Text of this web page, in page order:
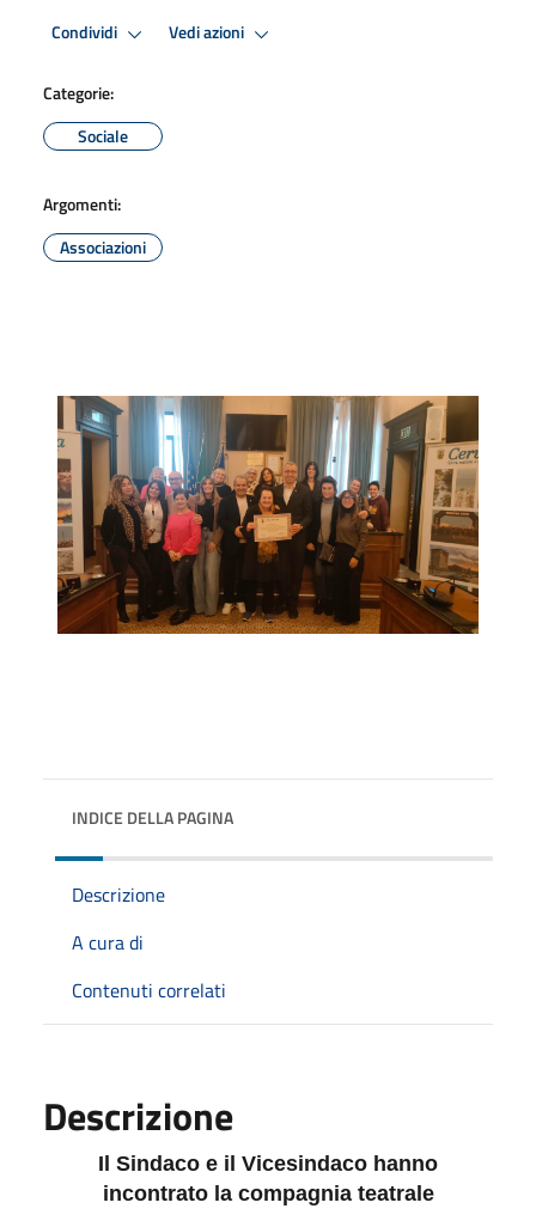
Condividi Vedi azioni
Categorie:
Sociale
Argomenti:
Associazioni
INDICE DELLA PAGINA
Descrizione
A cura di
Contenuti correlati
Descrizione
Il Sindaco e il Vicesindaco hanno
incontrato la compagnia teatrale